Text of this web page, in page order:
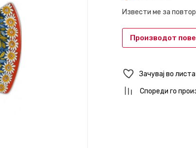
Извести ме за
Производот
Зачувај во
Спореди го